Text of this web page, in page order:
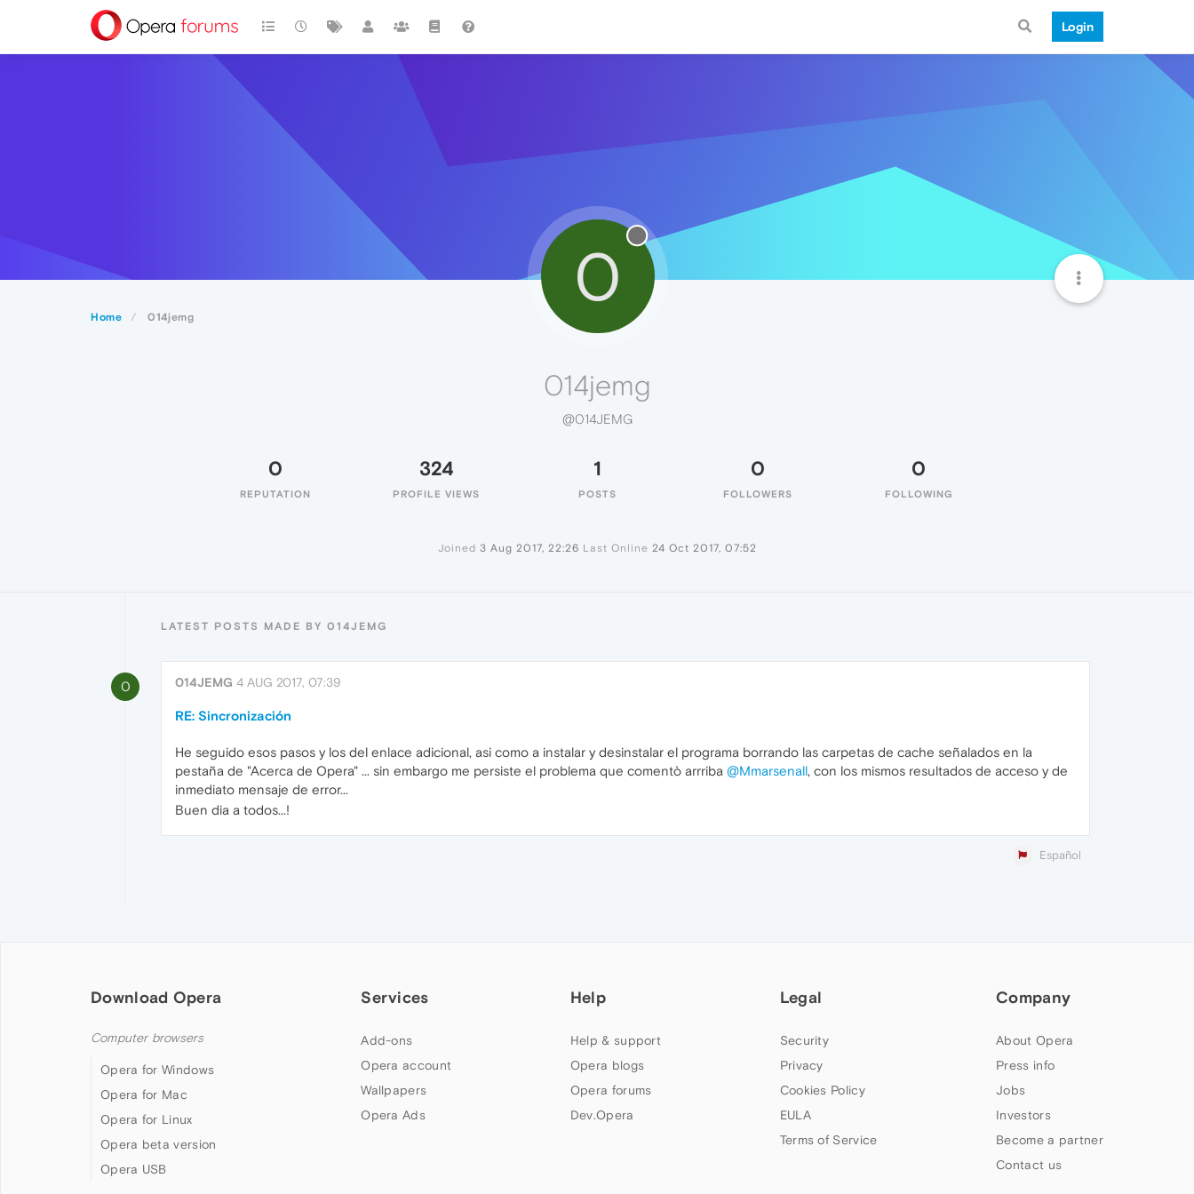
Login
Home 014jemg
0
014jemg
@014JEMG
0
REPUTATION
324
PROFILE VIEWS
1
POSTS
0
FOLLOWERS
0
FOLLOWING
Joined 3 Aug 2017, 22:26 Last Online 24 Oct 2017, 07:52
LATEST POSTS MADE BY 014JEMG
0 014JEMG 4 AUG 2017, 07:39
RE: Sincronización
He seguido esos pasos y los del enlace adicional, asi como a instalar y desinstalar el programa borrando las carpetas de cache señalados en la
pestaña de "Acerca de Opera" ... sin embargo me persiste el problema que comentò arrriba @Mmarsenall, con los mismos resultados de acceso y de
inmediato mensaje de error...
Buen dia a todos...!
Español
Download Opera
Computer browsers
Opera for Windows
Opera for Mac
Opera for Linux
Opera beta version
Opera USB
Services
Add-ons
Opera account
Wallpapers
Opera Ads
Help
Help & support
Opera blogs
Opera forums
Dev.Opera
Legal
Security
Privacy
Cookies Policy
EULA
Terms of Service
Company
About Opera
Press info
Jobs
Investors
Become a partner
Contact us